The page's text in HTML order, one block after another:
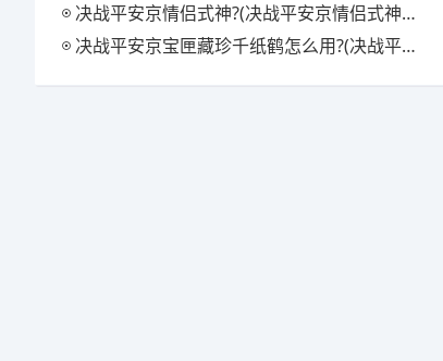
决战平安京情侣式神?(决战平安京情侣式神怎么获得)
决战平安京宝匣藏珍千纸鹤怎么用?(决战平安京匣中珍宝活动)